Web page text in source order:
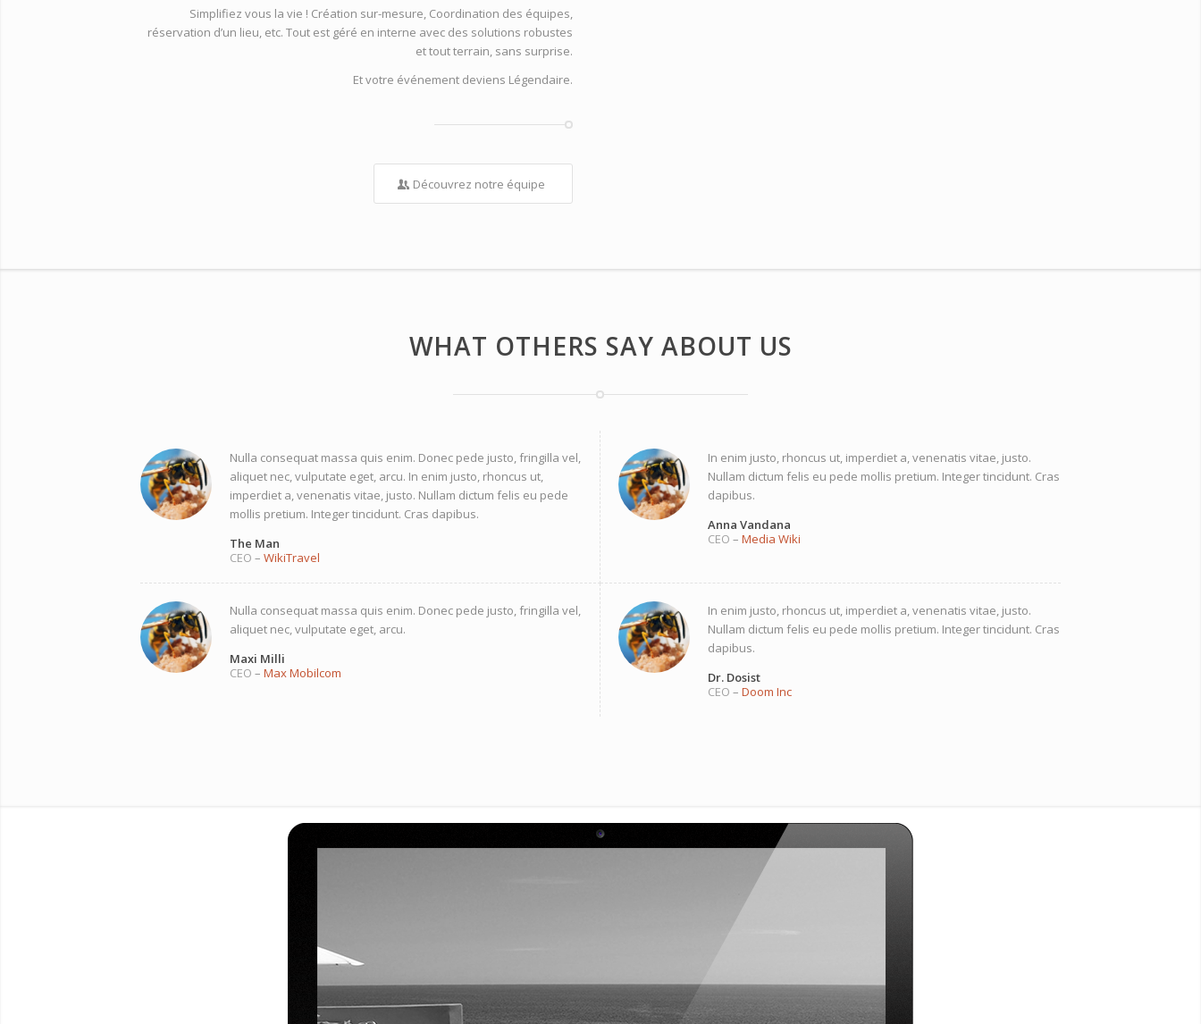
Simplifiez vous la vie ! Création sur-mesure, Coordination des équipes,
réservation d’un lieu, etc. Tout est géré en interne avec des solutions robustes
et tout terrain, sans surprise.
Et votre événement deviens Légendaire.
Découvrez notre équipe
WHAT OTHERS SAY ABOUT US
Nulla consequat massa quis enim. Donec pede justo, fringilla vel,
aliquet nec, vulputate eget, arcu. In enim justo, rhoncus ut,
imperdiet a, venenatis vitae, justo. Nullam dictum felis eu pede
mollis pretium. Integer tincidunt. Cras dapibus.
The Man
CEO – WikiTravel
In enim justo, rhoncus ut, imperdiet a, venenatis vitae, justo.
Nullam dictum felis eu pede mollis pretium. Integer tincidunt. Cras
dapibus.
Anna Vandana
CEO – Media Wiki
Nulla consequat massa quis enim. Donec pede justo, fringilla vel,
aliquet nec, vulputate eget, arcu.
Maxi Milli
CEO – Max Mobilcom
In enim justo, rhoncus ut, imperdiet a, venenatis vitae, justo.
Nullam dictum felis eu pede mollis pretium. Integer tincidunt. Cras
dapibus.
Dr. Dosist
CEO – Doom Inc